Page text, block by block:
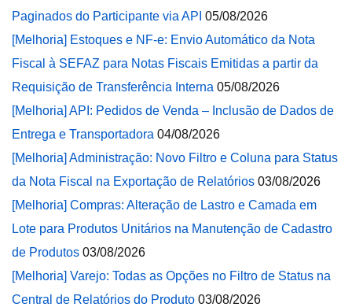
Paginados do Participante via API 05/08/2026
[Melhoria] Estoques e NF-e: Envio Automático da Nota
Fiscal à SEFAZ para Notas Fiscais Emitidas a partir da
Requisição de Transferência Interna 05/08/2026
[Melhoria] API: Pedidos de Venda – Inclusão de Dados de
Entrega e Transportadora 04/08/2026
[Melhoria] Administração: Novo Filtro e Coluna para Status
da Nota Fiscal na Exportação de Relatórios 03/08/2026
[Melhoria] Compras: Alteração de Lastro e Camada em
Lote para Produtos Unitários na Manutenção de Cadastro
de Produtos 03/08/2026
[Melhoria] Varejo: Todas as Opções no Filtro de Status na
Central de Relatórios do Produto 03/08/2026